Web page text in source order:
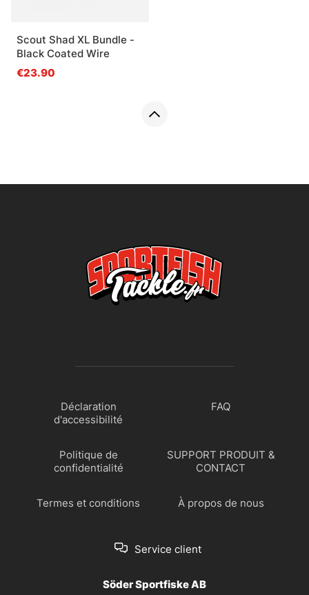
Scout Shad XL Bundle -
Black Coated Wire
€23.90
Déclaration
d'accessibilité
FAQ
Politique de
confidentialité
SUPPORT PRODUIT &
CONTACT
Termes et conditions À propos de nous
Service client
Söder Sportfiske AB